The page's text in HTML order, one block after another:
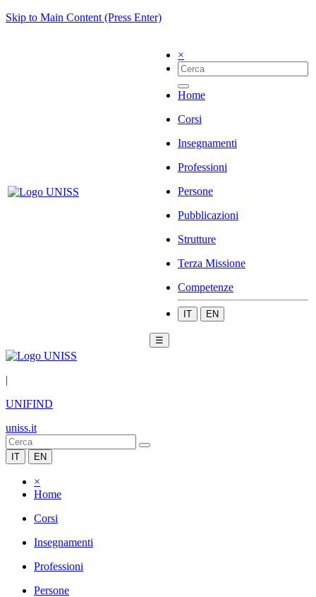
Skip to Main Content (Press Enter)
×
Home
Corsi
Insegnamenti
Professioni
Persone
Pubblicazioni
Strutture
Terza Missione
Competenze
IT EN
☰
|
UNIFIND
uniss.it
IT EN
×
Home
Corsi
Insegnamenti
Professioni
Persone